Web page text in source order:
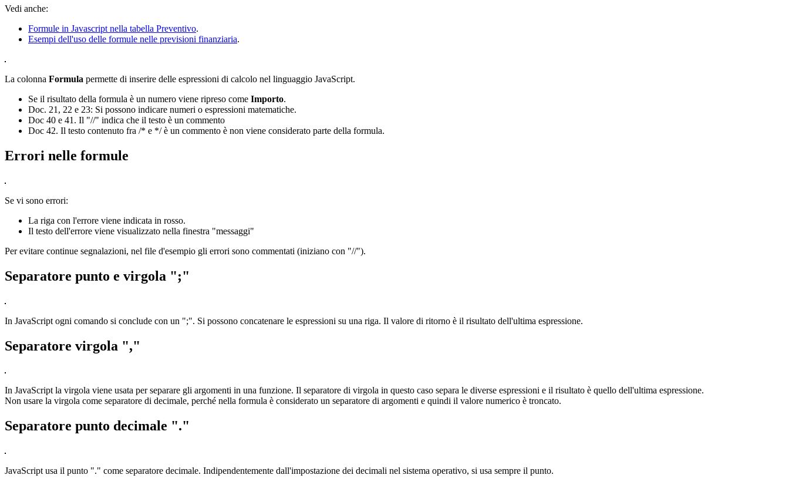
Vedi anche:
Formule in Javascript nella tabella Preventivo.
Esempi dell'uso delle formule nelle previsioni finanziaria.
La colonna Formula permette di inserire delle espressioni di calcolo nel linguaggio JavaScript.
Se il risultato della formula è un numero viene ripreso come Importo.
Doc. 21, 22 e 23: Si possono indicare numeri o espressioni matematiche.
Doc 40 e 41. Il "//" indica che il testo è un commento
Doc 42. Il testo contenuto fra /* e */ è un commento è non viene considerato parte della formula.
Errori nelle formule
Se vi sono errori:
La riga con l'errore viene indicata in rosso.
Il testo dell'errore viene visualizzato nella finestra "messaggi"
Per evitare continue segnalazioni, nel file d'esempio gli errori sono commentati (iniziano con "//").
Separatore punto e virgola ";"
In JavaScript ogni comando si conclude con un ";". Si possono concatenare le espressioni su una riga. Il valore di ritorno è il risultato dell'ultima espressione.
Separatore virgola ","
In JavaScript la virgola viene usata per separare gli argomenti in una funzione. Il separatore di virgola in questo caso separa le diverse espressioni e il risultato è quello dell'ultima espressione.
Non usare la virgola come separatore di decimale, perché nella formula è considerato un separatore di argomenti e quindi il valore numerico è troncato.
Separatore punto decimale "."
JavaScript usa il punto "." come separatore decimale. Indipendentemente dall'impostazione dei decimali nel sistema operativo, si usa sempre il punto.